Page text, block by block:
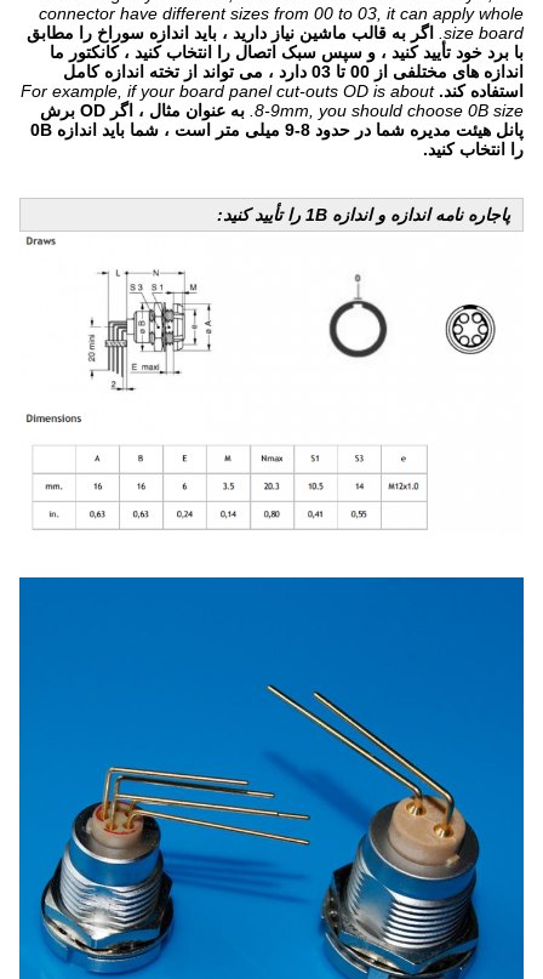
connector have different sizes from 00 to 03, it can apply whole
size board.
اگر به قالب ماشین نیاز دارید ، باید اندازه سوراخ را مطابق
با برد خود تأیید کنید ، و سپس سبک اتصال را انتخاب کنید ، کانکتور ما
اندازه های مختلفی از 00 تا 03 دارد ، می تواند از تخته اندازه کامل
استفاده کند. For example, if your board panel cut-outs OD is about
8-9mm, you should choose 0B size.
به عنوان مثال ، اگر OD برش
پانل هیئت مدیره شما در حدود 8-9 میلی متر است ، شما باید اندازه 0B
را انتخاب کنید.
پاجاره نامه اندازه و اندازه 1B را تأیید کنید: